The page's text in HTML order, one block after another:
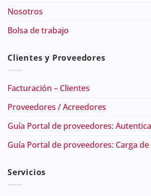
Nosotros
Bolsa de trabajo
Clientes y Proveedores
Facturación – Clientes
Proveedores / Acreedores
Guía Portal de proveedores:
Guía Portal de proveedores: Carga
Servicios